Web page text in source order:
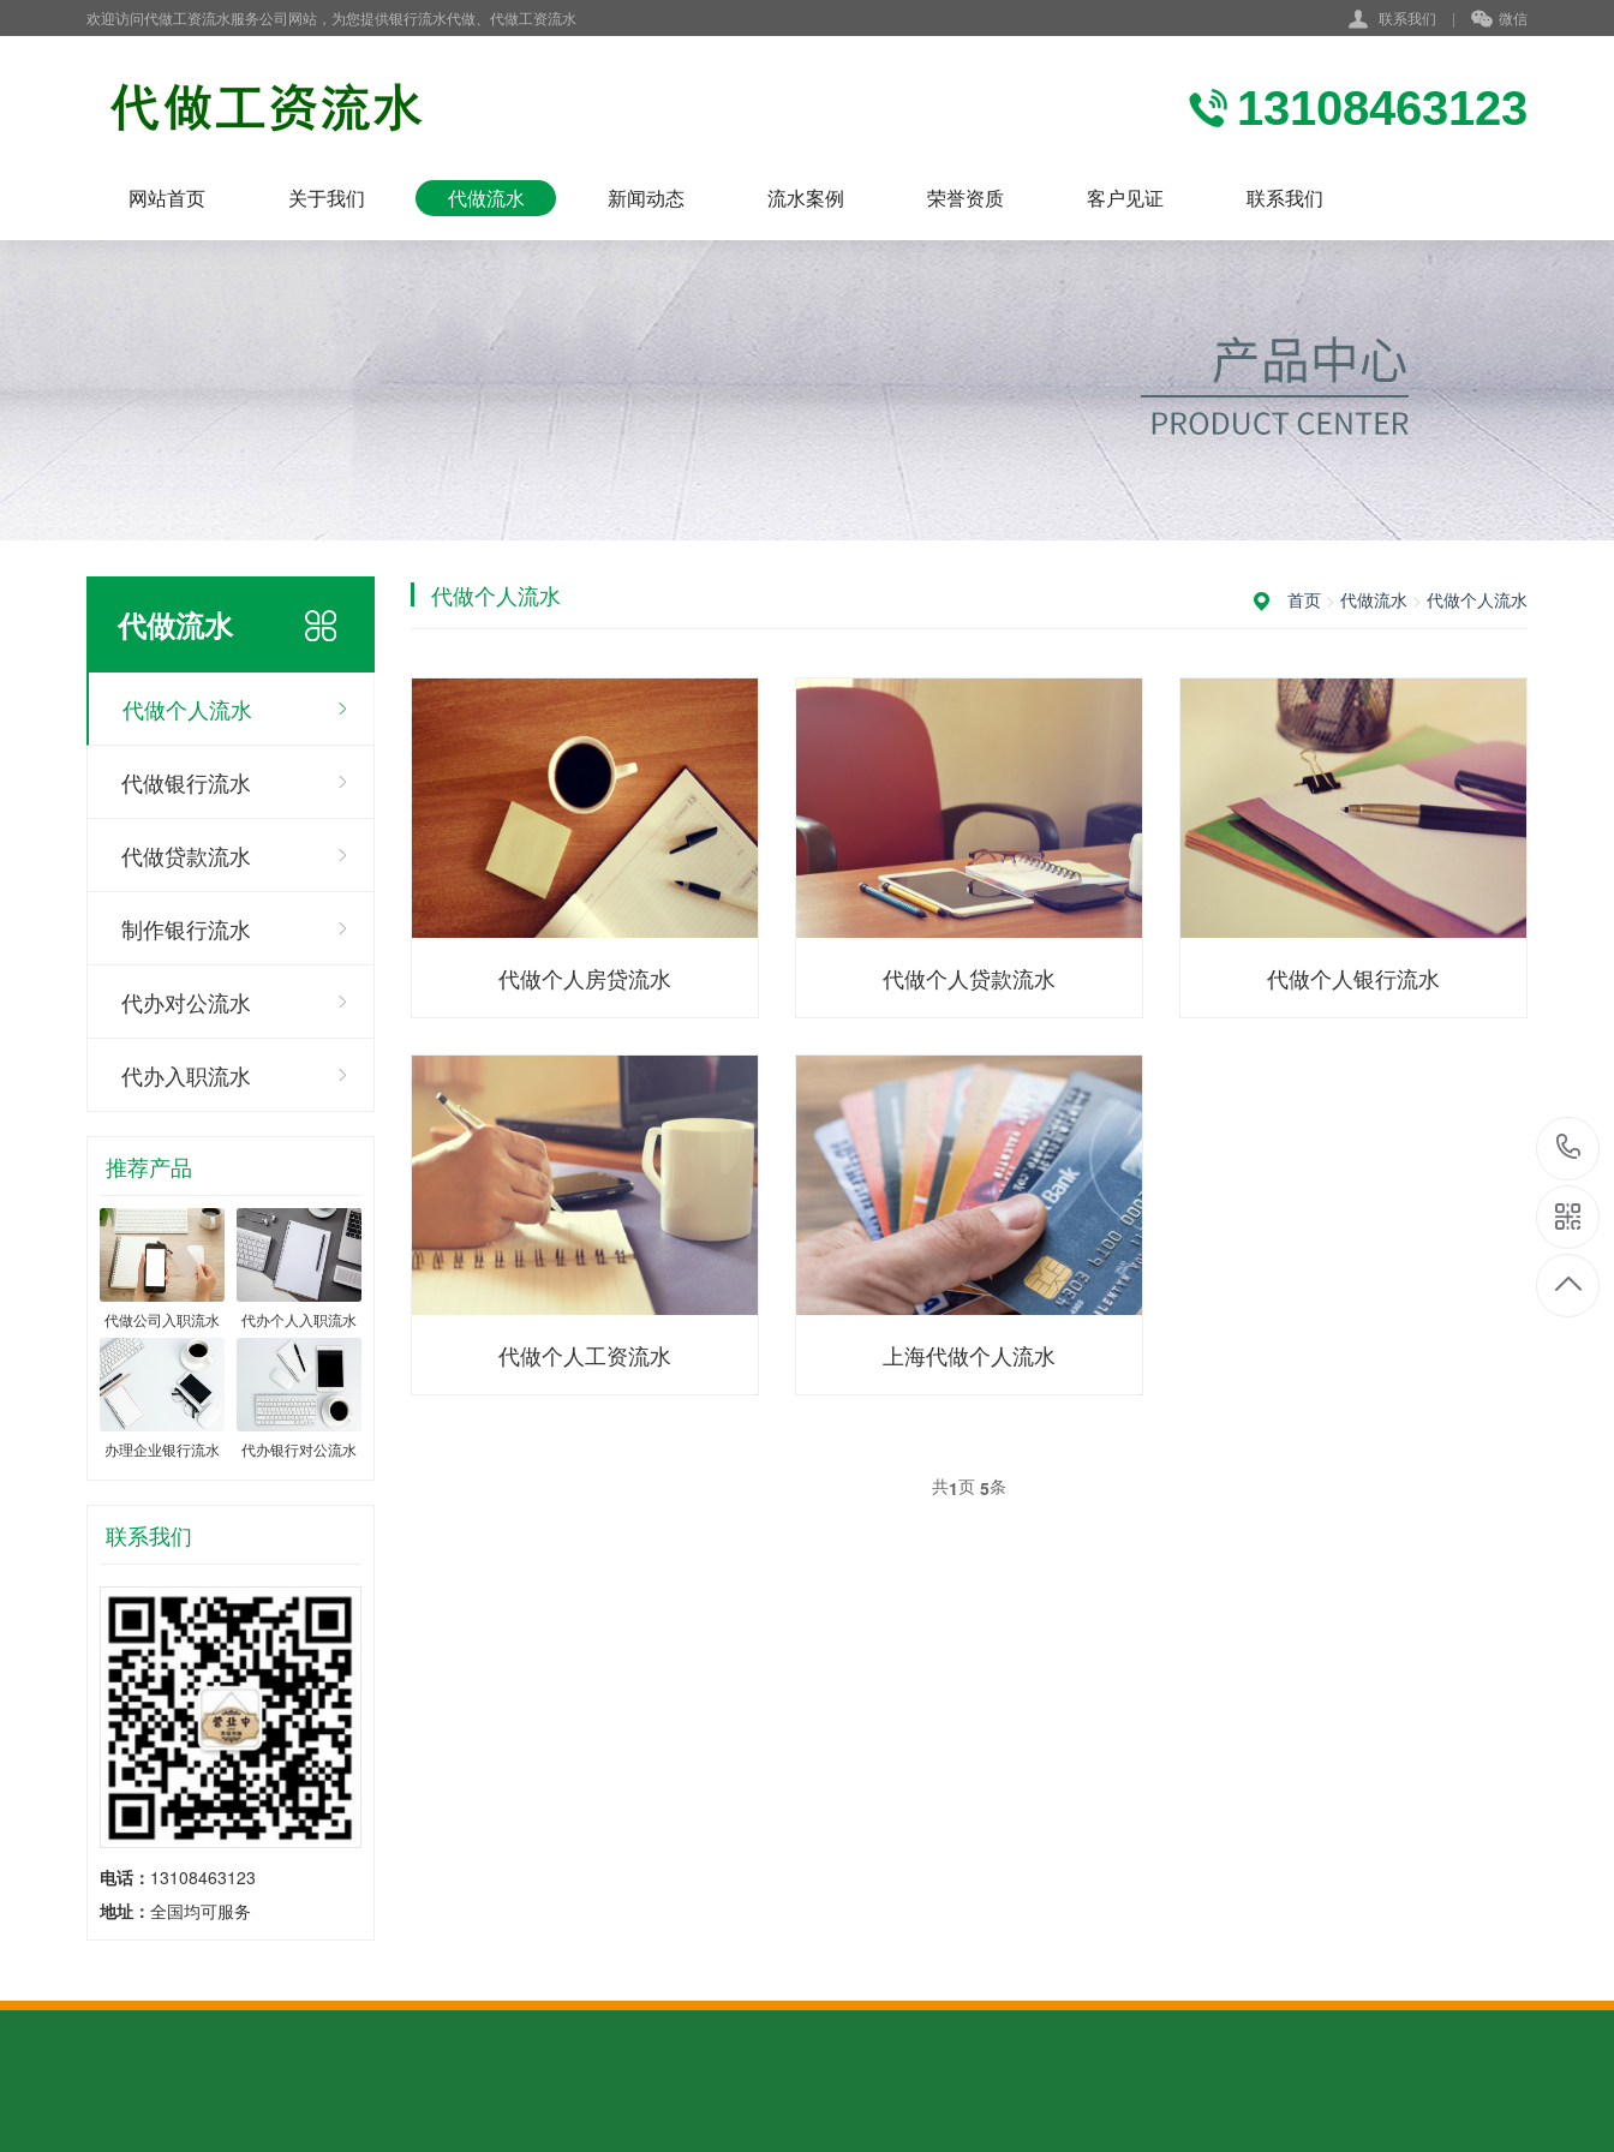
联系我们 | 微信
欢迎访问代做工资流水服务公司网站，为您提供银行流水代做、代做工资流水
13108463123
网站首页 关于我们 代做流水 新闻动态 流水案例 荣誉资质 客户见证 联系我们
代做流水
代做个人流水
代做银行流水
代做贷款流水
制作银行流水
代办对公流水
代办入职流水
推荐产品
代做公司入职流水 代办个人入职流水
办理企业银行流水 代办银行对公流水
联系我们
电话： 13108463123
地址： 全国均可服务
首页 > 代做流水 > 代做个人流水
代做个人流水
代做个人房贷流水 代做个人贷款流水 代做个人银行流水
代做个人工资流水 上海代做个人流水
共1页 5条